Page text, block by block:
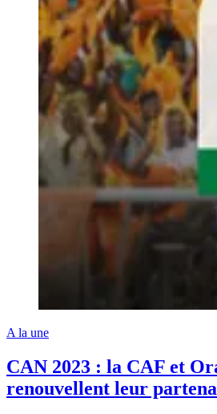
A la une
CAN 2023 : la CAF et
renouvellent leur